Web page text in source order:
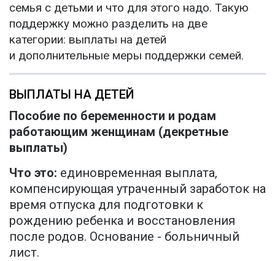
семья с детьми и что для этого надо. Такую
поддержку можно разделить на две
категории: выплаты на детей
и дополнительные меры поддержки семей.
ВЫПЛАТЫ НА ДЕТЕЙ
Пособие по беременности и родам
работающим женщинам (декретные
выплаты)
Что это: единовременная выплата,
компенсирующая утраченный заработок на
время отпуска для подготовки к
рождению ребенка и восстановления
после родов. Основание - больничный
лист.